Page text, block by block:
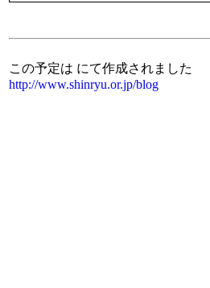
この予定は にて作成されました
http://www.shinryu.or.jp/blog